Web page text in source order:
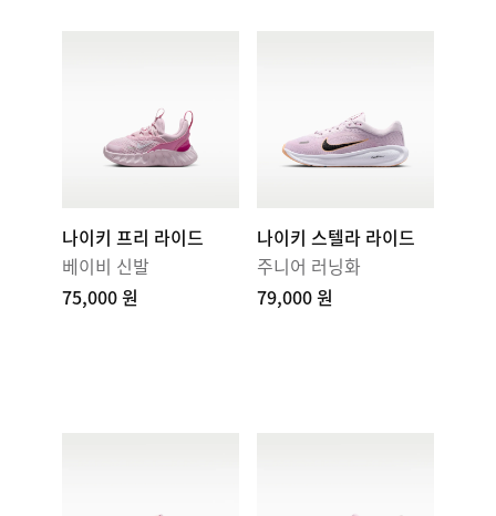
나이키 프리 라이드
베이비 신발
75,000 원
나이키 스텔라 라이드
주니어 러닝화
79,000 원